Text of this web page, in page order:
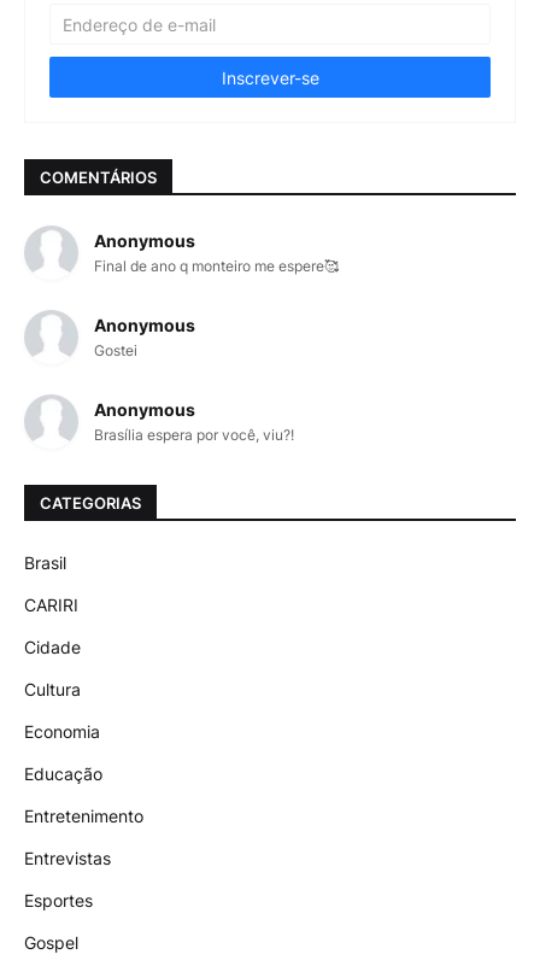
COMENTÁRIOS
Anonymous
Final de ano q monteiro me espere🥰
Anonymous
Gostei
Anonymous
Brasília espera por você, viu?!
CATEGORIAS
Brasil
CARIRI
Cidade
Cultura
Economia
Educação
Entretenimento
Entrevistas
Esportes
Gospel